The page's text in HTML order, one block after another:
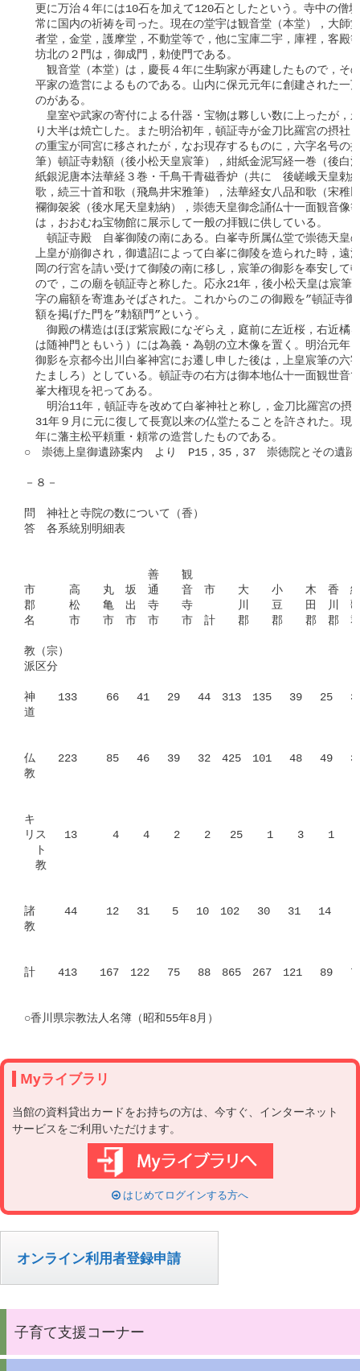
更に万治４年には10石を加えて120石としたという。寺中の僧
常に国内の祈祷を司った。現在の堂宇は観音堂（本堂），大師
者堂，金堂，護摩堂，不動堂等で，他に宝庫二宇，庫裡，客殿
坊北の２門は，御成門，勅使門である。
観音堂（本堂）は，慶長４年に生駒家が再建したもので，そ
平家の造営によるものである。山内に保元元年に創建された一
のがある。
皇室や武家の寄付による什器・宝物は夥しい数に上ったが，
り大半は焼亡した。また明治初年，頓証寺が金刀比羅宮の摂社
の重宝が同宮に移されたが，なお現存するものに，六字名号の
筆）頓証寺勅額（後小松天皇宸筆），紺紙金泥写経一巻（後白
紙銀泥唐本法華経３巻・千鳥干青磁香炉（共に　後嵯峨天皇勅
歌，続三十首和歌（飛鳥井宋雅筆），法華経女八品和歌（宋稚
襴御袈裟（後水尾天皇勅納），崇徳天皇御念誦仏十一面観音像
は，おおむね宝物館に展示して一般の拝観に供している。
頓証寺殿　自峯御陵の南にある。白峯寺所属仏堂で崇徳天皇
上皇が崩御され，御遺詔によって白峯に御陵を造られた時，遠
岡の行宮を請い受けて御陵の南に移し，宸筆の御影を奉安して
ので，この廟を頓証寺と称した。応永21年，後小松天皇は宸筆
字の扁額を寄進あそばされた。これからのこの御殿を”頓証寺御
額を掲げた門を”勅額門”という。
御殿の構造はほぼ紫宸殿になぞらえ，庭前に左近桜，右近橘
は随神門ともいう）には為義・為朝の立木像を置く。明治元年
御影を京都今出川白峯神宮にお遷し申した後は，上皇宸筆の六
たましろ）としている。頓証寺の右方は御本地仏十一面観世音
峯大権現を祀ってある。
明治11年，頓証寺を改めて白峯神社と称し，金刀比羅宮の摂
31年９月に元に復して長寛以来の仏堂たることを許された。現
年に藩主松平頼重・頼常の造営したものである。
○　崇徳上皇御遺跡案内　より　P15，35，37　崇徳院とその遺跡
－８－
問　神社と寺院の数について（香）
答　各系統別明細表
善　　観　　　　　　　　　　　　　　　
市　　　高　　丸　坂　通　　音　市　　大　　小　　木　香　
郡　　　松　　亀　出　寺　　寺　　　　川　　豆　　田　川　
名　　　市　　市　市　市　　市　計　　郡　　郡　　郡　郡　
教（宗）
派区分
神　　133 　　66　 41　 29　 44　313　135　 39　 25　
道
仏　　223 　　85　 46　 39　 32　425　101　 48　 49 　
教
キ
リス　 13　　  4　  4　  2　  2   25　  1　  3　  1　
ト
教
諸　　 44　　 12　 31　　5　 10　102　 30　 31　 14　
教
計　　413　　167　122　 75　 88　865　267　121　 89　
Myライブラリ
当館の資料貸出カードをお持ちの方は、今すぐ、インターネット
サービスをご利用いただけます。
はじめてログインする方へ
オンライン利用者登録申請
子育て支援コーナー